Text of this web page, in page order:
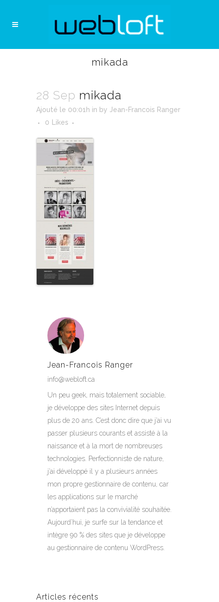
mikada
28 Sep mikada
Ajouté le 00:01h in by Jean-Francois Ranger
0
Likes
Jean-Francois Ranger
info@webloft.ca
Un peu geek, mais totalement sociable,
je développe des sites Internet depuis
plus de 20 ans. C’est donc dire que j’ai vu
passer plusieurs courants et assisté à la
naissance et à la mort de nombreuses
technologies. Perfectionniste de nature,
j’ai développé il y a plusieurs années
mon propre gestionnaire de contenu, car
les applications sur le marché
n’apportaient pas la convivialité souhaitée.
Aujourd’hui, je surfe sur la tendance et
intègre 90 % des sites que je développe
au gestionnaire de contenu WordPress.
Articles récents